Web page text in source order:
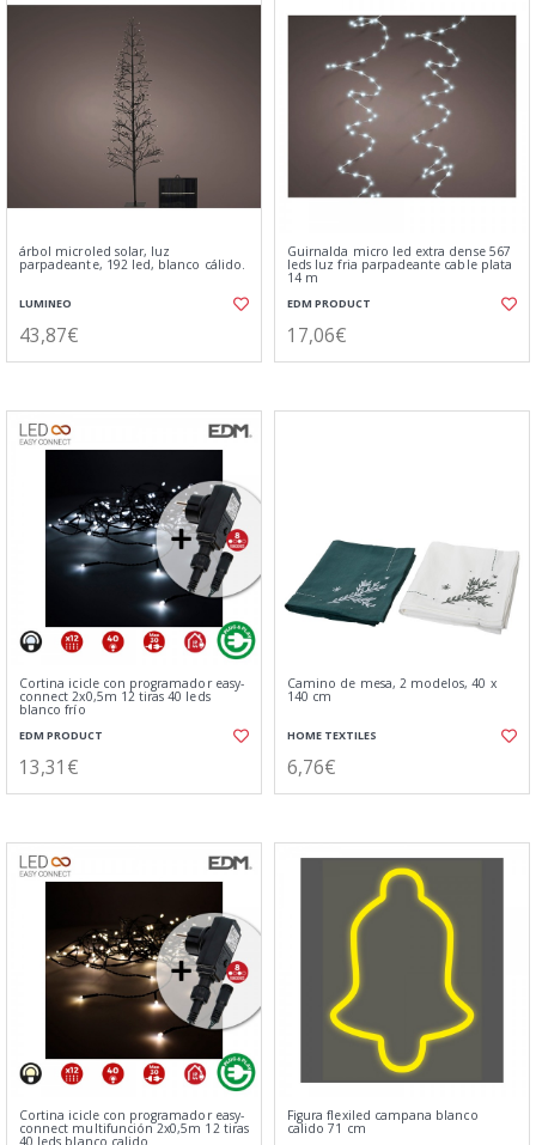
árbol microled solar, luz
parpadeante, 192 led, blanco cálido.
LUMINEO
43,87€
Guirnalda micro led extra dense 567
leds luz fria parpadeante cable plata
14 m
EDM PRODUCT
17,06€
Cortina icicle con programador easy-
connect 2x0,5m 12 tiras 40 leds
blanco frío
EDM PRODUCT
13,31€
Camino de mesa, 2 modelos, 40 x
140 cm
HOME TEXTILES
6,76€
Cortina icicle con programador easy-
connect multifunción 2x0,5m 12 tiras
40 leds blanco calido
Figura flexiled campana blanco
calido 71 cm